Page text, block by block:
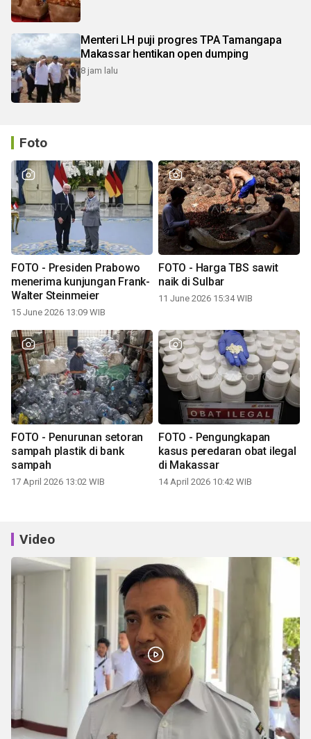
Menteri LH puji progres TPA Tamangapa
Makassar hentikan open dumping
8 jam lalu
Foto
FOTO - Presiden Prabowo
menerima kunjungan Frank-
Walter Steinmeier
15 June 2026 13:09 WIB
FOTO - Harga TBS sawit
naik di Sulbar
11 June 2026 15:34 WIB
FOTO - Penurunan setoran
sampah plastik di bank
sampah
17 April 2026 13:02 WIB
FOTO - Pengungkapan
kasus peredaran obat ilegal
di Makassar
14 April 2026 10:42 WIB
Video